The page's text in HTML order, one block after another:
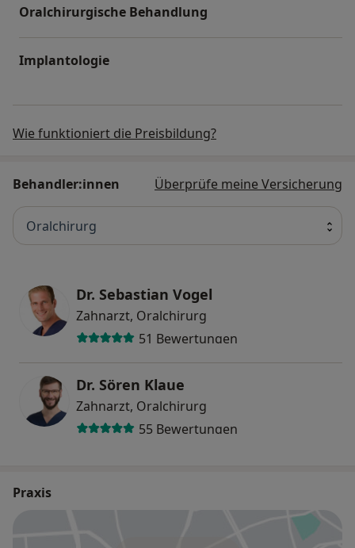
Oralchirurgische Behandlung
Implantologie
Wie funktioniert die Preisbildung?
Behandler:innen Überprüfe meine Versicherung
Oralchirurg
Dr. Sebastian Vogel
Zahnarzt, Oralchirurg
51 Bewertungen
Dr. Sören Klaue
Zahnarzt, Oralchirurg
55 Bewertungen
Praxis